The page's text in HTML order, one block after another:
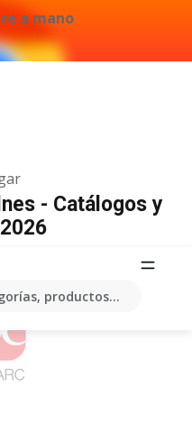
a mano
productos...
- Catálogos y